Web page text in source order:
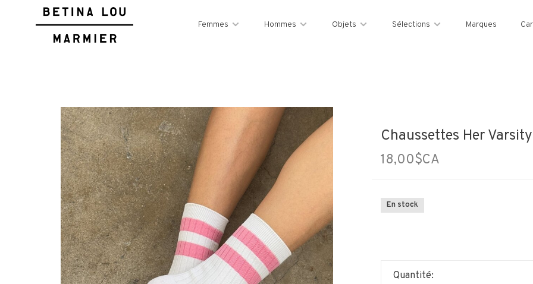
Femmes Hommes Objets Sélections Marques
Chaussettes Her
18,00$CA
En stock
Quantité: